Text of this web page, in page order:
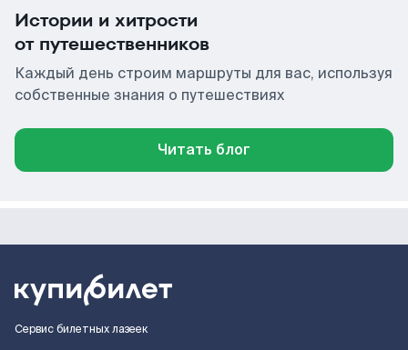
Истории и хитрости
от путешественников
Каждый день строим маршруты для вас, используя
собственные знания о путешествиях
Читать блог
Сервис билетных лазеек